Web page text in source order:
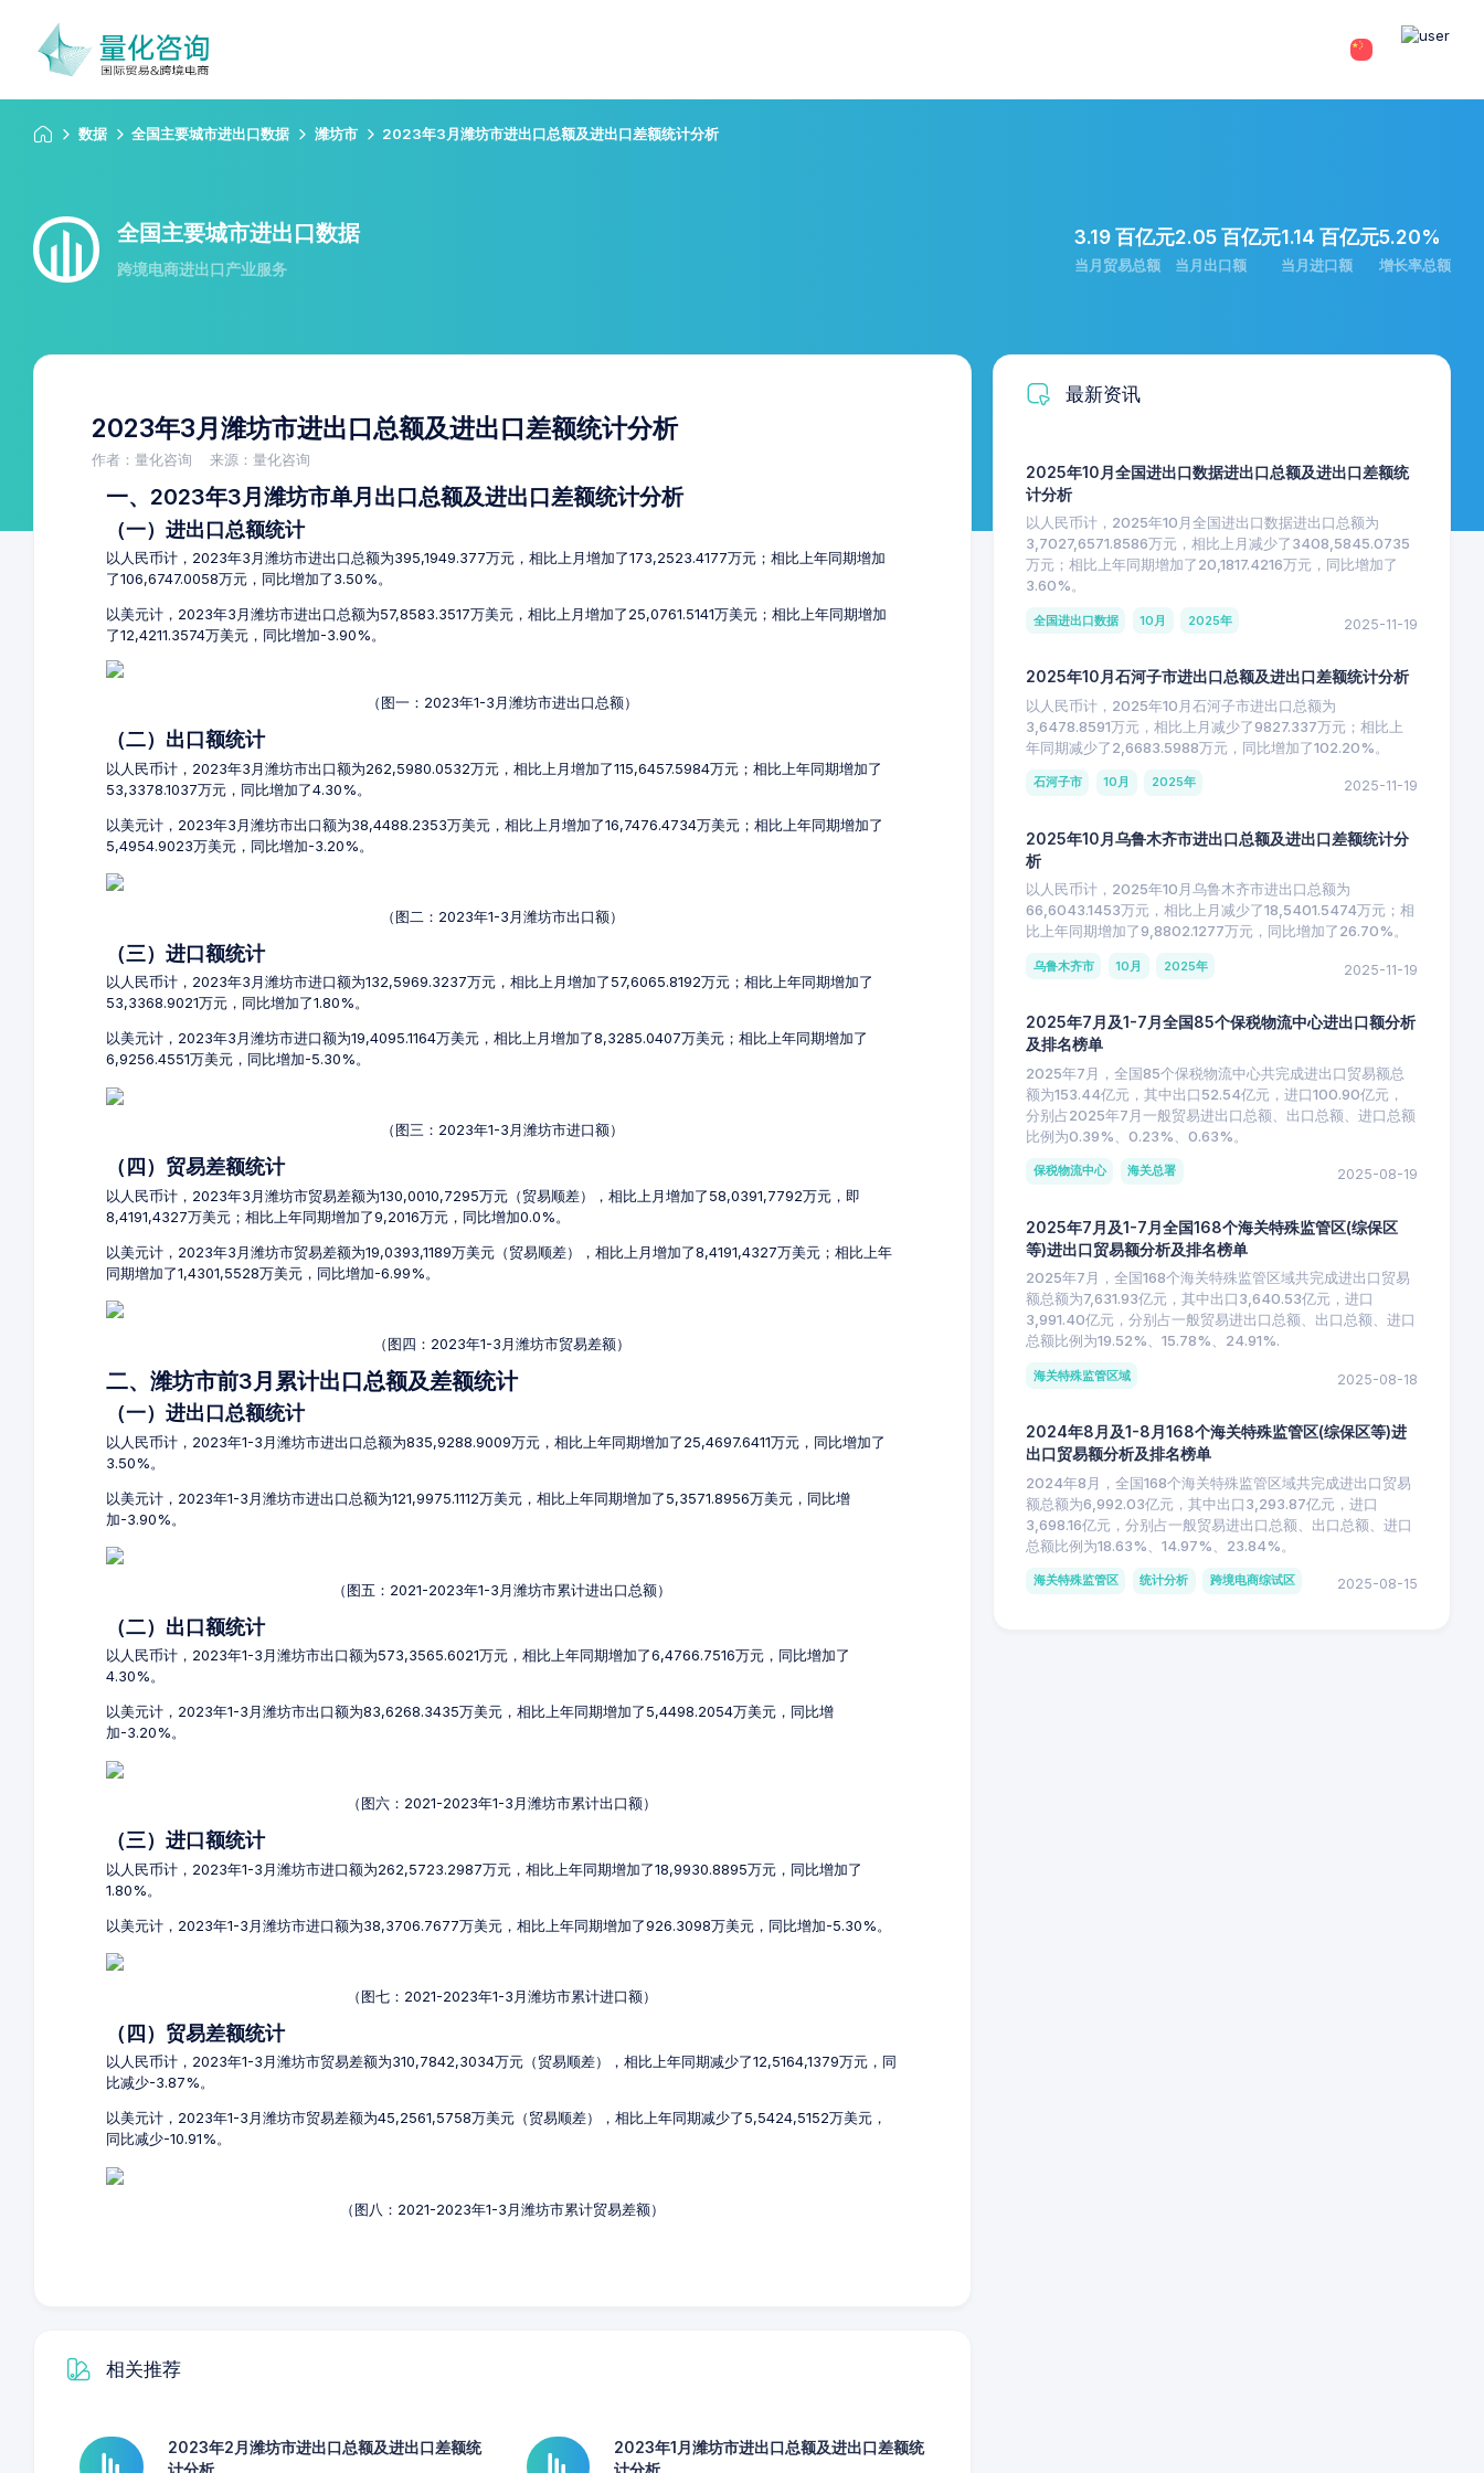
数据 全国主要城市进出口数据 潍坊市 2023年3月潍坊市进出口总额及进出口差额统计分析
全国主要城市进出口数据
跨境电商进出口产业服务
3.19 百亿元
当月贸易总额
2.05 百亿元
当月出口额
1.14 百亿元
当月进口额
5.20%
增长率总额
2023年3月潍坊市进出口总额及进出口差额统计分析
作者：量化咨询 来源：量化咨询
一、2023年3月潍坊市单月出口总额及进出口差额统计分析
（一）进出口总额统计
以人民币计，2023年3月潍坊市进出口总额为395,1949.377万元，相比上月增加了173,2523.4177万元；相比上年同期增加
了106,6747.0058万元，同比增加了3.50%。
以美元计，2023年3月潍坊市进出口总额为57,8583.3517万美元，相比上月增加了25,0761.5141万美元；相比上年同期增加
了12,4211.3574万美元，同比增加-3.90%。
（图一：2023年1-3月潍坊市进出口总额）
（二）出口额统计
以人民币计，2023年3月潍坊市出口额为262,5980.0532万元，相比上月增加了115,6457.5984万元；相比上年同期增加了
53,3378.1037万元，同比增加了4.30%。
以美元计，2023年3月潍坊市出口额为38,4488.2353万美元，相比上月增加了16,7476.4734万美元；相比上年同期增加了
5,4954.9023万美元，同比增加-3.20%。
（图二：2023年1-3月潍坊市出口额）
（三）进口额统计
以人民币计，2023年3月潍坊市进口额为132,5969.3237万元，相比上月增加了57,6065.8192万元；相比上年同期增加了
53,3368.9021万元，同比增加了1.80%。
以美元计，2023年3月潍坊市进口额为19,4095.1164万美元，相比上月增加了8,3285.0407万美元；相比上年同期增加了
6,9256.4551万美元，同比增加-5.30%。
（图三：2023年1-3月潍坊市进口额）
（四）贸易差额统计
以人民币计，2023年3月潍坊市贸易差额为130,0010,7295万元（贸易顺差），相比上月增加了58,0391,7792万元，即
8,4191,4327万美元；相比上年同期增加了9,2016万元，同比增加0.0%。
以美元计，2023年3月潍坊市贸易差额为19,0393,1189万美元（贸易顺差），相比上月增加了8,4191,4327万美元；相比上年
同期增加了1,4301,5528万美元，同比增加-6.99%。
（图四：2023年1-3月潍坊市贸易差额）
二、潍坊市前3月累计出口总额及差额统计
（一）进出口总额统计
以人民币计，2023年1-3月潍坊市进出口总额为835,9288.9009万元，相比上年同期增加了25,4697.6411万元，同比增加了
3.50%。
以美元计，2023年1-3月潍坊市进出口总额为121,9975.1112万美元，相比上年同期增加了5,3571.8956万美元，同比增
加-3.90%。
（图五：2021-2023年1-3月潍坊市累计进出口总额）
（二）出口额统计
以人民币计，2023年1-3月潍坊市出口额为573,3565.6021万元，相比上年同期增加了6,4766.7516万元，同比增加了
4.30%。
以美元计，2023年1-3月潍坊市出口额为83,6268.3435万美元，相比上年同期增加了5,4498.2054万美元，同比增
加-3.20%。
（图六：2021-2023年1-3月潍坊市累计出口额）
（三）进口额统计
以人民币计，2023年1-3月潍坊市进口额为262,5723.2987万元，相比上年同期增加了18,9930.8895万元，同比增加了
1.80%。
以美元计，2023年1-3月潍坊市进口额为38,3706.7677万美元，相比上年同期增加了926.3098万美元，同比增加-5.30%。
（图七：2021-2023年1-3月潍坊市累计进口额）
（四）贸易差额统计
以人民币计，2023年1-3月潍坊市贸易差额为310,7842,3034万元（贸易顺差），相比上年同期减少了12,5164,1379万元，同
比减少-3.87%。
以美元计，2023年1-3月潍坊市贸易差额为45,2561,5758万美元（贸易顺差），相比上年同期减少了5,5424,5152万美元，
同比减少-10.91%。
（图八：2021-2023年1-3月潍坊市累计贸易差额）
相关推荐
2023年2月潍坊市进出口总额及进出口差额统
计分析
2023年1月潍坊市进出口总额及进出口差额统
计分析
最新资讯
2025年10月全国进出口数据进出口总额及进出口差额统
计分析
以人民币计，2025年10月全国进出口数据进出口总额为
3,7027,6571.8586万元，相比上月减少了3408,5845.0735
万元；相比上年同期增加了20,1817.4216万元，同比增加了
3.60%。
全国进出口数据 10月 2025年 2025-11-19
2025年10月石河子市进出口总额及进出口差额统计分析
以人民币计，2025年10月石河子市进出口总额为
3,6478.8591万元，相比上月减少了9827.337万元；相比上
年同期减少了2,6683.5988万元，同比增加了102.20%。
石河子市 10月 2025年 2025-11-19
2025年10月乌鲁木齐市进出口总额及进出口差额统计分
析
以人民币计，2025年10月乌鲁木齐市进出口总额为
66,6043.1453万元，相比上月减少了18,5401.5474万元；相
比上年同期增加了9,8802.1277万元，同比增加了26.70%。
乌鲁木齐市 10月 2025年 2025-11-19
2025年7月及1-7月全国85个保税物流中心进出口额分析
及排名榜单
2025年7月，全国85个保税物流中心共完成进出口贸易额总
额为153.44亿元，其中出口52.54亿元，进口100.90亿元，
分别占2025年7月一般贸易进出口总额、出口总额、进口总额
比例为0.39%、0.23%、0.63%。
保税物流中心 海关总署 2025-08-19
2025年7月及1-7月全国168个海关特殊监管区(综保区
等)进出口贸易额分析及排名榜单
2025年7月，全国168个海关特殊监管区域共完成进出口贸易
额总额为7,631.93亿元，其中出口3,640.53亿元，进口
3,991.40亿元，分别占一般贸易进出口总额、出口总额、进口
总额比例为19.52%、15.78%、24.91%.
海关特殊监管区域 2025-08-18
2024年8月及1-8月168个海关特殊监管区(综保区等)进
出口贸易额分析及排名榜单
2024年8月，全国168个海关特殊监管区域共完成进出口贸易
额总额为6,992.03亿元，其中出口3,293.87亿元，进口
3,698.16亿元，分别占一般贸易进出口总额、出口总额、进口
总额比例为18.63%、14.97%、23.84%。
海关特殊监管区 统计分析 跨境电商综试区 2025-08-15